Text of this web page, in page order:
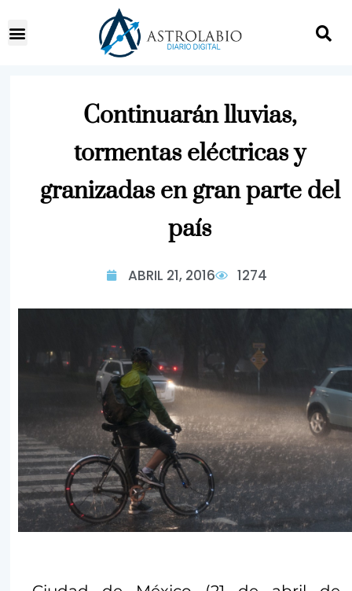
Continuarán lluvias,
tormentas eléctricas y
granizadas en gran parte del
país
ABRIL 21, 2016 1274